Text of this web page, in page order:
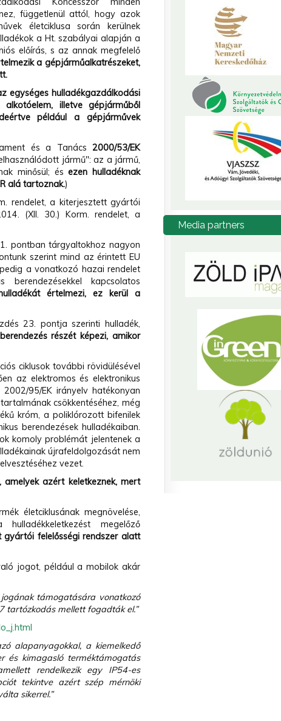
függetlenül attól, hogy azok
életciklusa során kerülnek
a Ht. szabályai alapján a
előírás, s az annak megfelelő
a gépjárműalkatrészeket,
egységes hulladékgazdálkodási
illetve gépjárműből
például a gépjárművek
és a Tanács 2000/53/EK
jármű": az a jármű,
minősül; ésezen hulladéknak
alá tartoznak.)
rendelet, a kiterjesztett gyártói
(XII. 30.) Korm. rendelet, a
pontban tárgyaltokhoz nagyon
szerint mind az érintett EU
a vonatkozó hazai rendelet
kapcsolatos
értelmezi, ez kerül a
23. pontja szerinti hulladék,
részét képezi, amikor
ciklusok további rövidülésével
az elektromos és elektronikus
95/EK irányelv hatékonyan
csökkentéséhez, még
króm, a poliklórozott bifenilek
berendezések hulladékaiban.
komoly problémát jelentenek a
újrafeldolgozását nem
vezet.
azért keletkeznek, mert
életciklusának megnövelése,
megelőző
gyártói felelősségi rendszer alatt
jogot, például a mobilok akár
támogatására vonatkozó
tartózkodás mellett fogadták el.”
alapanyagokkal, a kiemelkedő
és kimagasló terméktámogatás
rendelkezik egy IP54-es
tekintve azért szép mérnöki
sikerrel.”
Media partners